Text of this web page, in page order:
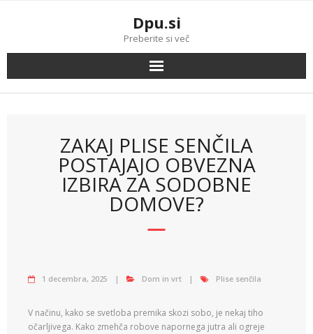
Dpu.si
Preberite si več
ZAKAJ PLISE SENČILA
POSTAJAJO OBVEZNA
IZBIRA ZA SODOBNE
DOMOVE?
1 decembra, 2025 Dom in vrt Plise senčila
V načinu, kako se svetloba premika skozi sobo, je nekaj tiho
očarljivega. Kako zmehča robove napornega jutra ali ogreje